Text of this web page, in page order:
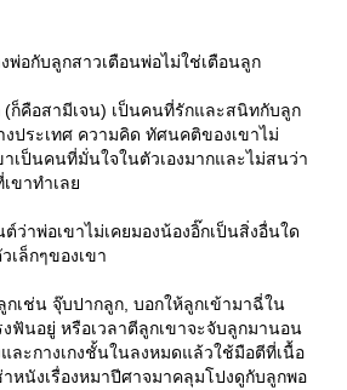
พ่อกับลูกสาวเตือนพ่อไม่ใช่เตือนลูก
(ก็คือสามีเจน) เป็นคนที่รักและสนิทกับลูก
ประเทศ ความคิด ทัศนคติของเขาไม่
เป็นคนที่มั่นใจในตัวเองมากและไม่สนว่า
เขาทำเล
ว่าพ่อเขาไม่เคยมองน้องอิ๊กเป็นสิ่งอื่นใด
เล็กๆของเขา
เช่น จุ๊บปากลูก, บอกให้ลูกเข้ามาฉี่ใน
ฟันอยู่ หรือเวลาตีลูกเขาจะจับลูกมานอน
และกางเกงชั้นในลงหมดแล้วใช้มือตีที่เนื้อ
หนังเรื่องหมาปีศาจมาคลุมโปงดูกับลูกพอ